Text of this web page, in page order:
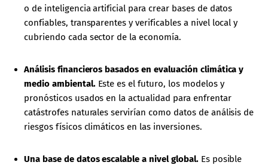
o de inteligencia artificial para crear bases de datos
confiables, transparentes y verificables a nivel local y
cubriendo cada sector de la economía.
Análisis financieros basados en evaluación climática y
medio ambiental. Este es el futuro, los modelos y
pronósticos usados en la actualidad para enfrentar
catástrofes naturales servirían como datos de análisis de
riesgos físicos climáticos en las inversiones.
Una base de datos escalable a nivel global. Es posible